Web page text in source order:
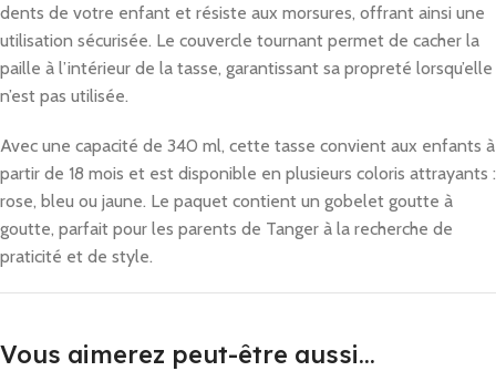
dents de votre enfant et résiste aux morsures, offrant ainsi une
utilisation sécurisée. Le couvercle tournant permet de cacher la
paille à l’intérieur de la tasse, garantissant sa propreté lorsqu’elle
n’est pas utilisée.
Avec une capacité de 340 ml, cette tasse convient aux enfants à
partir de 18 mois et est disponible en plusieurs coloris attrayants :
rose, bleu ou jaune. Le paquet contient un gobelet goutte à
goutte, parfait pour les parents de Tanger à la recherche de
praticité et de style.
Vous aimerez peut-être aussi…